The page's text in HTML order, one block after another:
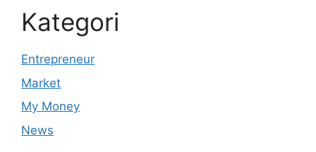
Kategori
Entrepreneur
Market
My Money
News